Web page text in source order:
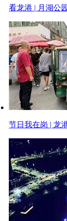
看龙港 | 月湖公
节日我在岗 | 龙